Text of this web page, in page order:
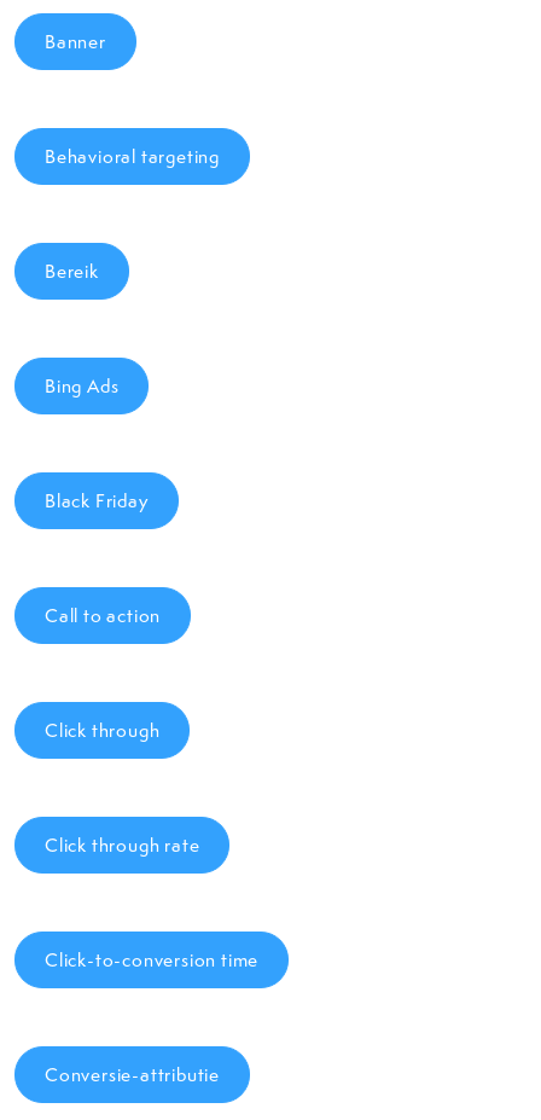
Banner
Behavioral targeting
Bereik
Bing Ads
Black Friday
Call to action
Click through
Click through rate
Click-to-conversion time
Conversie-attributie